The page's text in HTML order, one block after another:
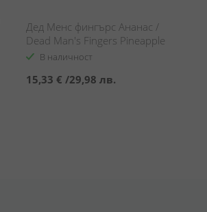
Дед Менс фингърс Ананас /
Dead Man's Fingers Pineapple
В наличност
15,33 € /29,98 лв.